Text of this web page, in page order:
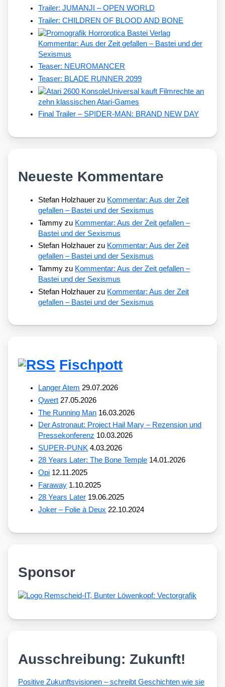
Trailer: JUMANJI – OPEN WORLD
Trailer: CHILDREN OF BLOOD AND BONE
Kommentar: Aus der Zeit gefallen – Bastei und der
Sexismus
Teaser: NEUROMANCER
Teaser: BLADE RUNNER 2099
Universal kauft Filmrechte an
zehn klassischen Atari-Games
Final Trailer – SPIDER-MAN: BRAND NEW DAY
Neueste Kommentare
Stefan Holzhauer zu Kommentar: Aus der Zeit
gefallen – Bastei und der Sexismus
Tammy zu Kommentar: Aus der Zeit gefallen –
Bastei und der Sexismus
Stefan Holzhauer zu Kommentar: Aus der Zeit
gefallen – Bastei und der Sexismus
Tammy zu Kommentar: Aus der Zeit gefallen –
Bastei und der Sexismus
Stefan Holzhauer zu Kommentar: Aus der Zeit
gefallen – Bastei und der Sexismus
Fischpott
Langer Atem 29.07.2026
Qwert 27.05.2026
The Running Man 16.03.2026
Der Astronaut: Project Hail Mary – Rezension und
Pressekonferenz 10.03.2026
SUPER-PUNK 4.03.2026
28 Years Later: The Bone Temple 14.01.2026
Opi 12.11.2025
Faraway 1.10.2025
28 Years Later 19.06.2025
Joker – Folie à Deux 22.10.2024
Sponsor
Ausschreibung: Zukunft!
Posi­ti­ve Zukunfts­vi­sio­nen – schreibt Geschich­ten wie sie